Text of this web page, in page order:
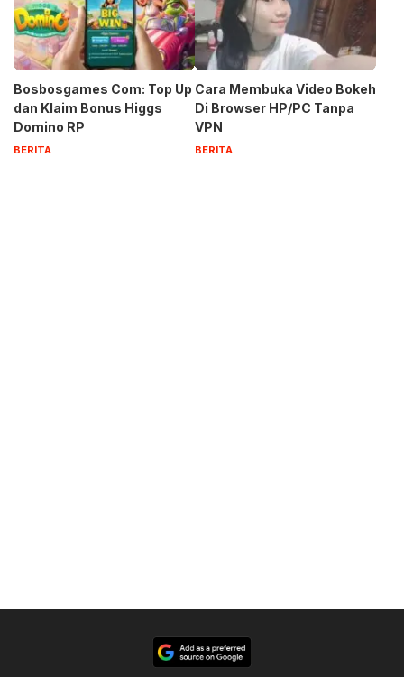
Bosbosgames Com: Top Up
dan Klaim Bonus Higgs
Domino RP
BERITA
Cara Membuka Video Bokeh
Di Browser HP/PC Tanpa
VPN
BERITA